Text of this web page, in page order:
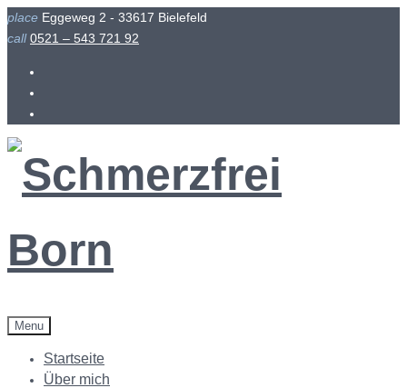
Skip
to
place Eggeweg 2 - 33617 Bielefeld
call 0521 – 543 721 92
Menu
Startseite
Über mich